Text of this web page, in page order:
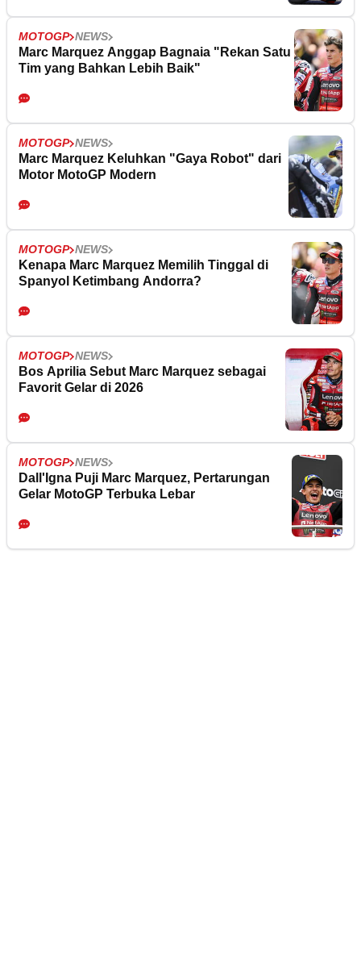
MOTOGP NEWS
Marc Marquez Anggap Bagnaia "Rekan Satu
Tim yang Bahkan Lebih Baik"
MOTOGP NEWS
Marc Marquez Keluhkan "Gaya Robot" dari
Motor MotoGP Modern
MOTOGP NEWS
Kenapa Marc Marquez Memilih Tinggal di
Spanyol Ketimbang Andorra?
MOTOGP NEWS
Bos Aprilia Sebut Marc Marquez sebagai
Favorit Gelar di 2026
MOTOGP NEWS
Dall'Igna Puji Marc Marquez, Pertarungan
Gelar MotoGP Terbuka Lebar